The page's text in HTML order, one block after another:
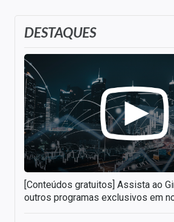
DESTAQUES
[Conteúdos gratuitos] Assista ao
outros programas exclusivos em